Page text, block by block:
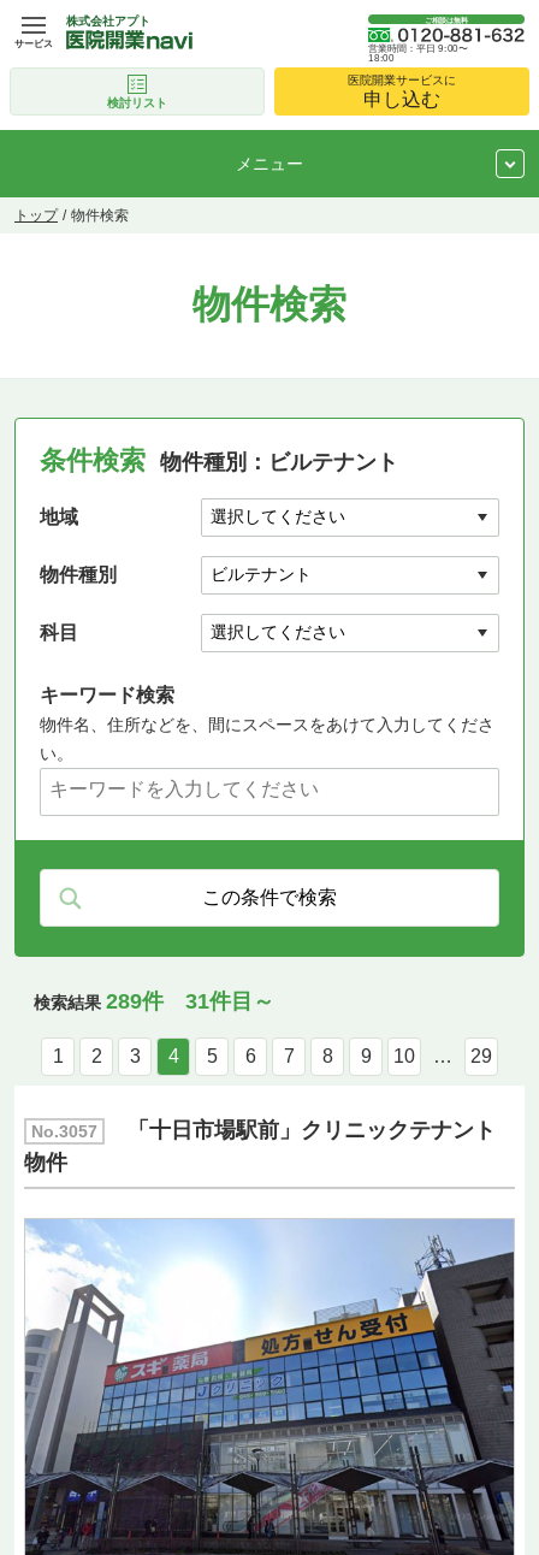
株式会社アプト ご相談は無料
営業時間：平日 9:00〜
18:00
検討リスト
医院開業サービスに
申し込む
サービス
メニュー
トップ 物件検索
物件検索
条件検索 物件種別：ビルテナント
地域
物件種別
科目
キーワード検索
物件名、住所などを、間にスペースをあけて入力してくださ
い。
検索結果 289件 31件目～
1 2 3 4 5 6 7 8 9 10 … 29
No.3057
「十日市場駅前」クリニックテナント
物件